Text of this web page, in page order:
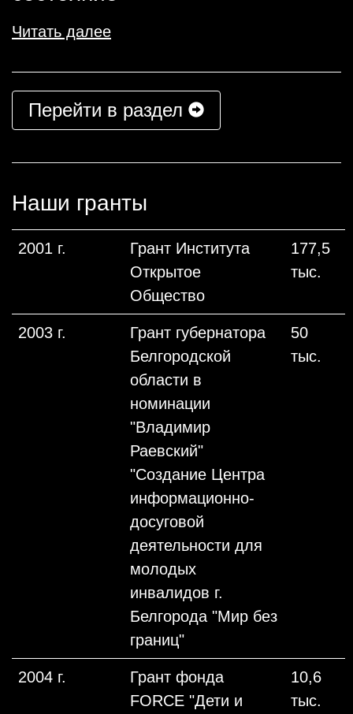
Читать далее
Перейти в раздел
Наши гранты
2001 г.
Грант Института
Открытое
Общество
177,5
тыс.
2003 г.
Грант губернатора
Белгородской
области в
номинации
"Владимир
Раевский"
"Создание Центра
информационно-
досуговой
деятельности для
молодых
инвалидов г.
Белгорода "Мир без
границ"
50
тыс.
2004 г.
Грант фонда
FORCE "Дети и
10,6
тыс.